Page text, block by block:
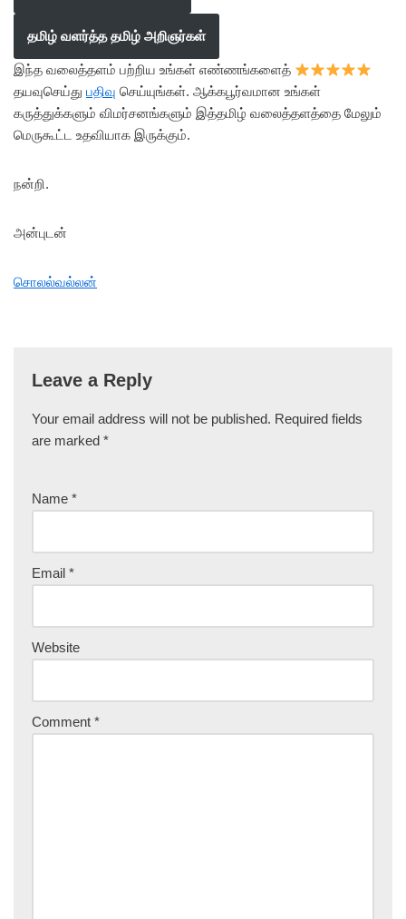
தமிழ் வளர்த்த தமிழ் அறிஞர்கள்
இந்த வலைத்தளம் பற்றிய உங்கள் எண்ணங்களைத்
தயவுசெய்து பதிவு செய்யுங்கள். ஆக்கபூர்வமான உங்கள்
கருத்துக்களும் விமர்சனங்களும் இத்தமிழ் வலைத்தளத்தை மேலும்
மெருகூட்ட உதவியாக இருக்கும்.
நன்றி.
அன்புடன்
சொலல்வல்லன்
Leave a Reply
Your email address will not be published. Required fields
are marked *
Name *
Email *
Website
Comment *